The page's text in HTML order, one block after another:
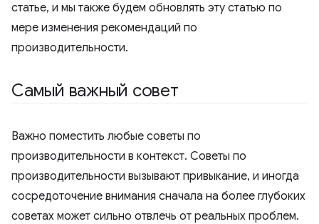
статье, и мы также будем обновлять эту статью по
мере изменения рекомендаций по
производительности.
Самый важный совет
Важно поместить любые советы по
производительности в контекст. Советы по
производительности вызывают привыкание, и иногда
сосредоточение внимания сначала на более глубоких
советах может сильно отвлечь от реальных проблем.